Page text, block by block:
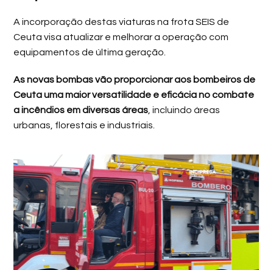
A incorporação destas viaturas na frota SEIS de
Ceuta visa atualizar e melhorar a operação com
equipamentos de última geração.
As novas bombas vão proporcionar aos bombeiros de
Ceuta uma maior versatilidade e eficácia no combate
a incêndios em diversas áreas , incluindo áreas
urbanas, florestais e industriais.